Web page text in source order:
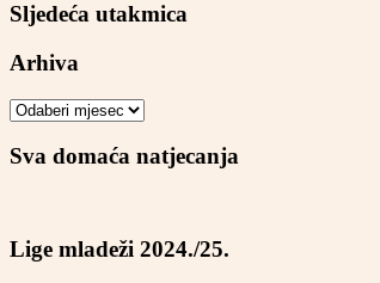
Sljedeća utakmica
Arhiva
Arhiva
Sva domaća natjecanja
Lige mladeži 2024./25.